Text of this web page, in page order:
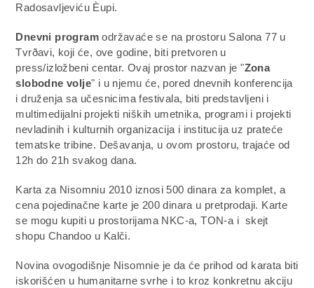
Radosavljeviću Èupi.
Dnevni program održavaće se na prostoru Salona 77 u
Tvrðavi, koji će, ove godine, biti pretvoren u
press/izložbeni centar. Ovaj prostor nazvan je "Zona
slobodne volje" i u njemu će, pored dnevnih konferencija
i druženja sa učesnicima festivala, biti predstavljeni i
multimedijalni projekti niških umetnika, programi i projekti
nevladinih i kulturnih organizacija i institucija uz prateće
tematske tribine. Dešavanja, u ovom prostoru, trajaće od
12h do 21h svakog dana.
Karta za Nisomniu 2010 iznosi 500 dinara za komplet, a
cena pojedinačne karte je 200 dinara u pretprodaji. Karte
se mogu kupiti u prostorijama NKC-a, TON-a i skejt
shopu Chandoo u Kalči.
Novina ovogodišnje Nisomnie je da će prihod od karata biti
iskorišćen u humanitarne svrhe i to kroz konkretnu akciju